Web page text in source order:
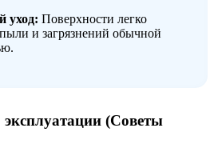
уход: Поверхности легко
и загрязнений обычной
эксплуатации (Советы